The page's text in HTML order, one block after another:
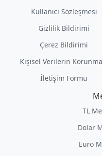
Kullanıcı Sözleşmesi
Gizlilik Bildirimi
Çerez Bildirimi
Kişisel Verilerin
İletişim Formu
TL
Dolar
Euro